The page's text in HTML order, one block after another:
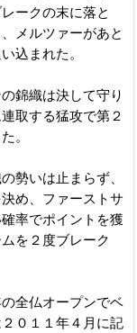
ークの末に落と
メルツァーがあと
込まれた。
錦織は決して守り
取する猛攻で第２
。
勢いは止まらず、
め、ファーストサ
率でポイントを獲
を２度ブレーク
全仏オープンでベ
０１１年４月に記